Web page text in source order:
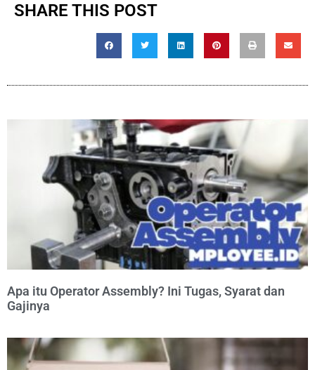
SHARE THIS POST
Apa itu Operator Assembly? Ini Tugas, Syarat dan
Gajinya